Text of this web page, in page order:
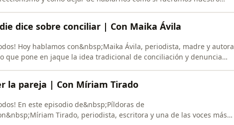
nombre a esa voz interna (“el yo cabrón”), hablamos de redes
dice sobre conciliar | Con Maika Ávila
Hoy hablamos con&nbsp;Maika Ávila, periodista, madre y autora
que pone en jaque la idea tradicional de conciliación y denuncia
la pareja | Con Míriam Tirado
En este episodio de&nbsp;Píldoras de
Tirado, periodista, escritora y una de las voces más